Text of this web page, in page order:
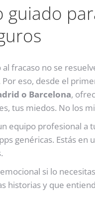
guiado
fracaso no se
eso, desde el
o Barcelona,
tus miedos. No los
equipo profesional a
genéricas. Estás
si lo
historias y que